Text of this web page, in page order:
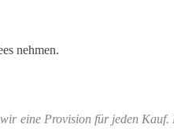
nehmen.
eine Provision für jeden